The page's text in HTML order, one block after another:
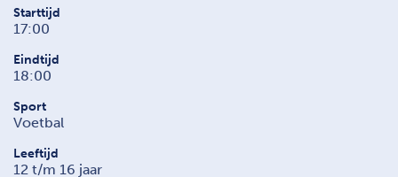
Starttijd
17:00
Eindtijd
18:00
Sport
Voetbal
Leeftijd
12 t/m 16 jaar